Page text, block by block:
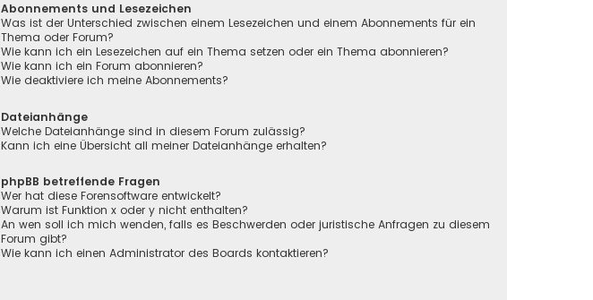
Abonnements und Lesezeichen
Was ist der Unterschied zwischen einem Lesezeichen und einem Abonnements für ein
Thema oder Forum?
Wie kann ich ein Lesezeichen auf ein Thema setzen oder ein Thema abonnieren?
Wie kann ich ein Forum abonnieren?
Wie deaktiviere ich meine Abonnements?
Dateianhänge
Welche Dateianhänge sind in diesem Forum zulässig?
Kann ich eine Übersicht all meiner Dateianhänge erhalten?
phpBB betreffende Fragen
Wer hat diese Forensoftware entwickelt?
Warum ist Funktion x oder y nicht enthalten?
An wen soll ich mich wenden, falls es Beschwerden oder juristische Anfragen zu diesem
Forum gibt?
Wie kann ich einen Administrator des Boards kontaktieren?